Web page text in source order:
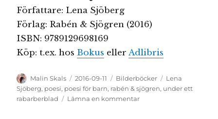
Författare: Lena Sjöberg
Förlag: Rabén & Sjögren (2016)
ISBN: 9789129698169
Köp: t.ex. hos Bokus ellerAdlibris
Författare
Malin Skals
Publicerat
den
2016-09-11 Kategorier
Bilderböcker Etiketter
Lena
Sjöberg, poesi, poesi för barn, rabén & sjögren, under ett
rabarberblad
Lämna en kommentartill